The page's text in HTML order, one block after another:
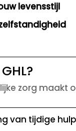
levensstijl
zorg maakt
van tijdige